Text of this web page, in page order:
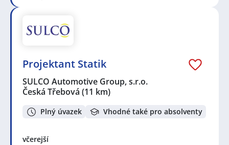
Projektant Statik
SULCO Automotive Group, s.r.o.
Česká Třebová (11 km)
Plný úvazek Vhodné také pro absolventy
včerejší